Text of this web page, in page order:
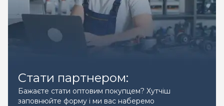
Стати партнером:
Бажаєте стати оптовим покупцем? Хутчіш
заповнюйте форму і ми вас наберемо